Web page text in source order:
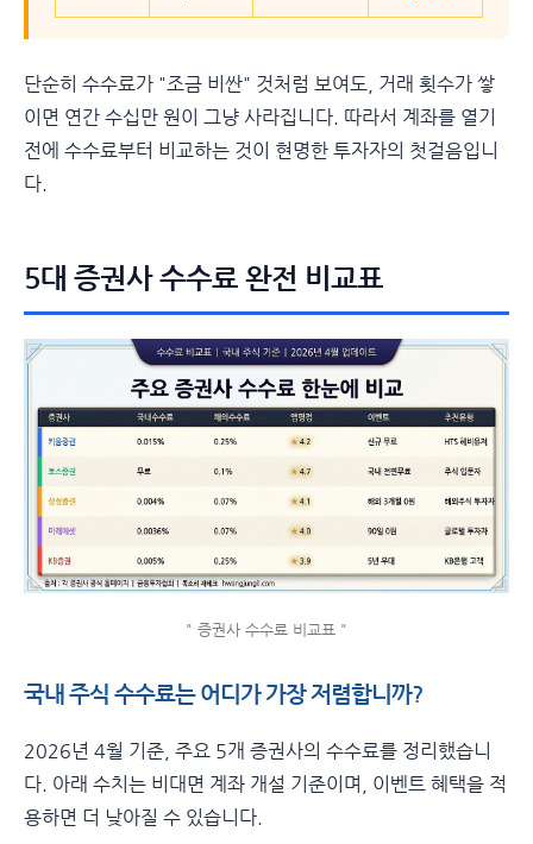
단순히 수수료가 "조금 비싼" 것처럼 보여도, 거래 횟수가 쌓
이면 연간 수십만 원이 그냥 사라집니다. 따라서 계좌를 열기
전에 수수료부터 비교하는 것이 현명한 투자자의 첫걸음입니
다.
5대 증권사 수수료 완전 비교표
" 증권사 수수료 비교표 "
국내 주식 수수료는 어디가 가장 저렴합니까?
2026년 4월 기준, 주요 5개 증권사의 수수료를 정리했습니
다. 아래 수치는 비대면 계좌 개설 기준이며, 이벤트 혜택을 적
용하면 더 낮아질 수 있습니다.